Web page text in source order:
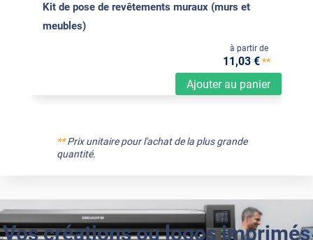
Kit de pose de revêtements muraux (murs et
meubles)
Ajouter au panier
à partir de
11 ,03 €**
**Prix unitaire pour l'achat de la plus grande
quantité.
Vos créations ou logos imprimés